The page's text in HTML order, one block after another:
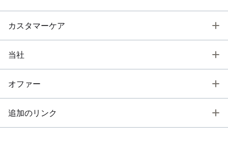
カスタマーケア
当社
オファー
追加のリンク